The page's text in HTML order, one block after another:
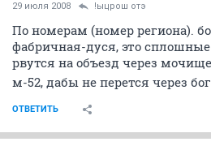
29 июля 2008 !ыцрош отэ
По номерам (номер региона).
фабричная-дуся, это
рвутся на объезд через
м-52, дабы не перется через
ОТВЕТИТЬ